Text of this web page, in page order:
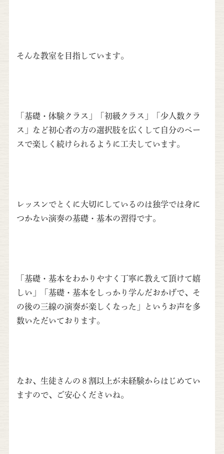
そんな教室を目指しています。
「基礎・体験クラス」「初級クラス」「少人数クラ
ス」など初心者の方の選択肢を広くして自分のペー
スで楽しく続けられるように工夫しています。
レッスンでとくに大切にしているのは独学では身に
つかない演奏の基礎・基本の習得です。
「基礎・基本をわかりやすく丁寧に教えて頂けて嬉
しい」「基礎・基本をしっかり学んだおかげで、そ
の後の三線の演奏が楽しくなった」というお声を多
数いただいております。
なお、生徒さんの８割以上が未経験からはじめてい
ますので、ご安心くださいね。